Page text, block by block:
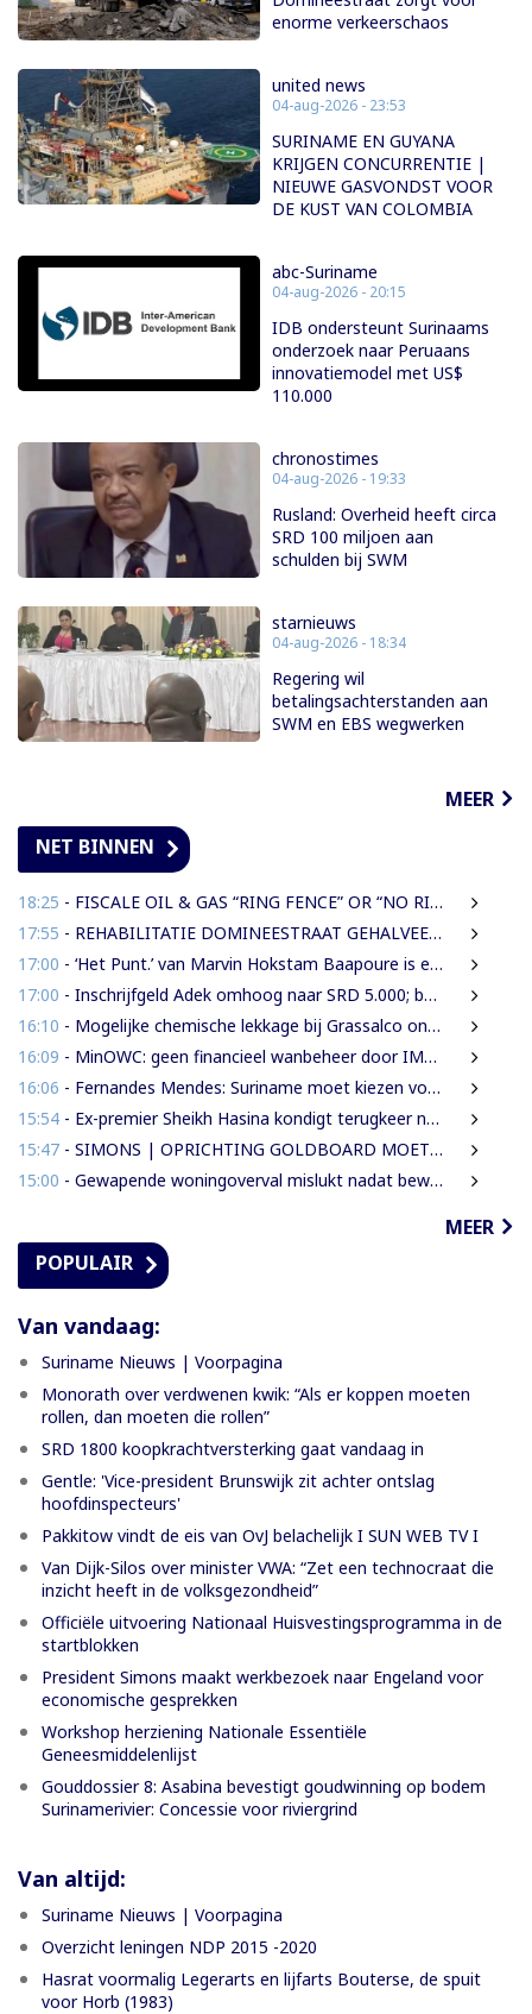
enorme verkeerschaos
united news
04-aug-2026 - 23:53
SURINAME EN GUYANA
KRIJGEN CONCURRENTIE |
NIEUWE GASVONDST VOOR
DE KUST VAN COLOMBIA
abc-Suriname
04-aug-2026 - 20:15
IDB ondersteunt Surinaams
onderzoek naar Peruaans
innovatiemodel met US$
110.000
chronostimes
04-aug-2026 - 19:33
Rusland: Overheid heeft circa
SRD 100 miljoen aan
schulden bij SWM
starnieuws
04-aug-2026 - 18:34
Regering wil
betalingsachterstanden aan
SWM en EBS wegwerken
MEER
NET BINNEN
18:25 - FISCALE OIL & GAS “RING FENCE” OR “NO RING FENCE”? THAT IS THE QUESTION!
17:55 - REHABILITATIE DOMINEESTRAAT GEHALVEERD TOT TWEE WEKEN NA ERNSTIGE VERKEERSCHAOS
17:00 - ‘Het Punt.’ van Marvin Hokstam Baapoure is een thriller die je niet meer loslaat
17:00 - Inschrijfgeld Adek omhoog naar SRD 5.000; betalingsregeling van drie naar twee termijnen
16:10 - Mogelijke chemische lekkage bij Grassalco onderzocht als oorzaak vissterfte
16:09 - MinOWC: geen financieel wanbeheer door IMEAO-2-directeur, wel procedurele fouten
16:06 - Fernandes Mendes: Suriname moet kiezen voor presidentieel of parlementair stelsel
15:54 - Ex-premier Sheikh Hasina kondigt terugkeer naar Bangladesh aan ondanks doodstraf
15:47 - SIMONS | OPRICHTING GOLDBOARD MOET GOUDSECTOR ORDENEN EN STAATSINKOMSTEN VERHOGEN
15:00 - Gewapende woningoverval mislukt nadat bewoners en buren alarm slaan
MEER
POPULAIR
Van vandaag:
Suriname Nieuws | Voorpagina
Monorath over verdwenen kwik: “Als er koppen moeten
rollen, dan moeten die rollen”
SRD 1800 koopkrachtversterking gaat vandaag in
Gentle: 'Vice-president Brunswijk zit achter ontslag
hoofdinspecteurs'
Pakkitow vindt de eis van OvJ belachelijk I SUN WEB TV I
Van Dijk-Silos over minister VWA: “Zet een technocraat die
inzicht heeft in de volksgezondheid”
Officiële uitvoering Nationaal Huisvestingsprogramma in de
startblokken
President Simons maakt werkbezoek naar Engeland voor
economische gesprekken
Workshop herziening Nationale Essentiële
Geneesmiddelenlijst
Gouddossier 8: Asabina bevestigt goudwinning op bodem
Surinamerivier: Concessie voor riviergrind
Van altijd:
Suriname Nieuws | Voorpagina
Overzicht leningen NDP 2015 -2020
Hasrat voormalig Legerarts en lijfarts Bouterse, de spuit
voor Horb (1983)